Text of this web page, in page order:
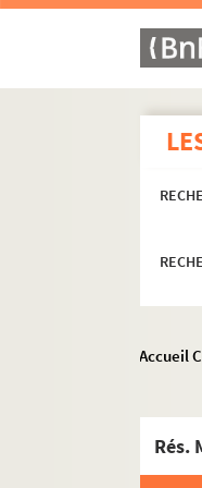
Accueil
Rés.